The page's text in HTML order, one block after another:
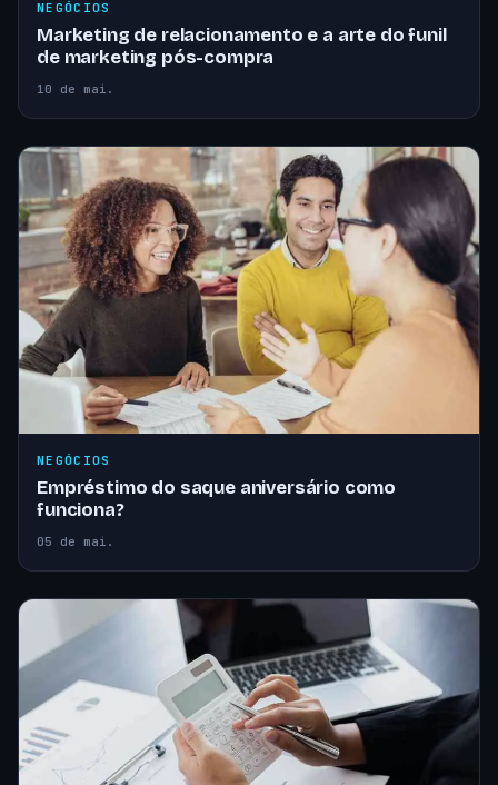
NEGÓCIOS
Marketing de relacionamento e a arte do funil
de marketing pós-compra
10 de mai.
NEGÓCIOS
Empréstimo do saque aniversário como
funciona?
05 de mai.